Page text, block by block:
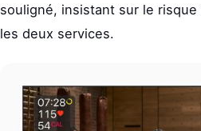
souligné, insistant sur le
les deux services.